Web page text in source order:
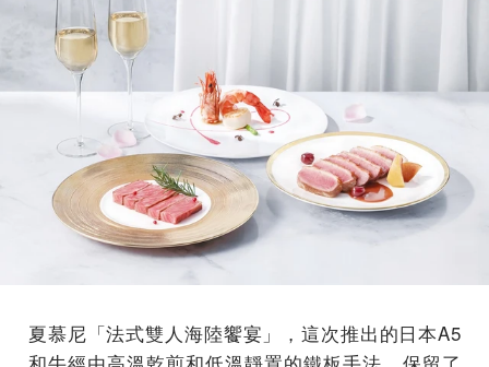
夏慕尼「法式雙人海陸饗宴」，這次推出的日本A5